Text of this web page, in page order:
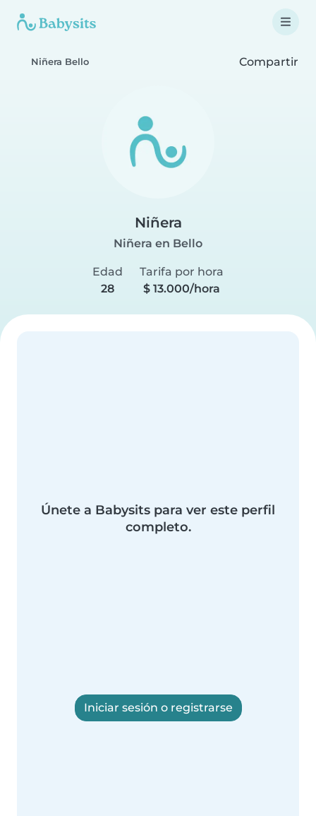
Niñera Bello Compartir
Niñera
Niñera en Bello
Edad
28
Tarifa por hora
$ 13.000/hora
Únete a Babysits para ver este perfil
completo.
Iniciar sesión o registrarse